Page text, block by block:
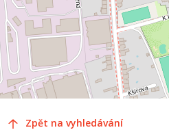
Zpět na vyhledávání